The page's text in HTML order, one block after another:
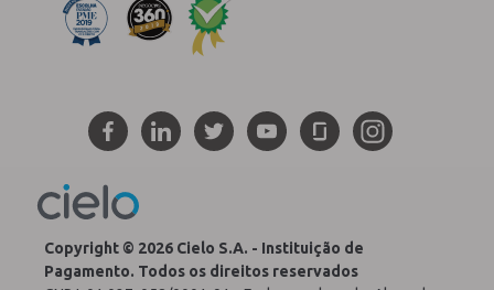
Copyright © 2026 Cielo S.A. - Instituição de
Pagamento. Todos os direitos reservados